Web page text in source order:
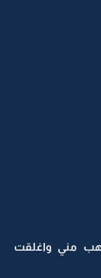
مني واغلقت